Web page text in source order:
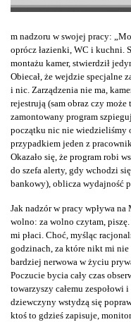
m nadzoru w swojej pracy:
oprócz łazienki, WC i kuchni.
montażu kamer, stwierdził
Obiecał, że wejdzie specjalne
i nic. Zarządzenia nie ma,
rejestrują (sam obraz czy
zamontowany program
początku nic nie wiedzieliśmy
przypadkiem jeden z
Okazało się, że program robi
do szefa alerty, gdy wchodzi
bankowy), oblicza wydajność
Jak nadzór w pracy wpływa na
wolno: za wolno czytam,
mi płaci. Choć, myśląc
godzinach, za które nikt mi nie
bardziej nerwowa w życiu
Poczucie bycia cały czas
towarzyszy całemu
dziewczyny wstydzą się
ktoś to gdzieś zapisuje,